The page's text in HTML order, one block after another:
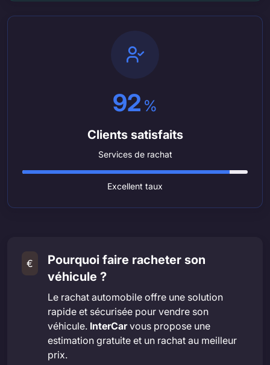
92 %
Clients satisfaits
Services de rachat
Excellent taux
€
Pourquoi faire racheter son
véhicule ?
Le rachat automobile offre une solution
rapide et sécurisée pour vendre son
véhicule. InterCarvous propose une
estimation gratuite et un rachat au meilleur
prix.